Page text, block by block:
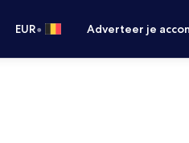
EUR• Adverteer je